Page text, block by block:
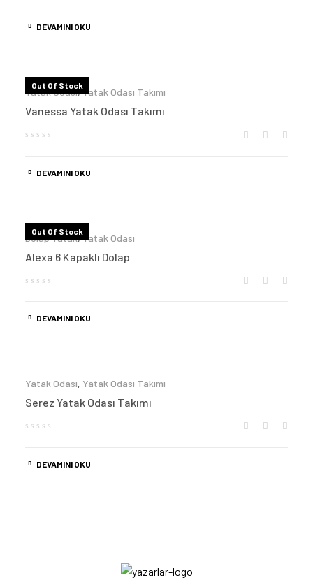
DEVAMINI OKU
Out Of Stock
Yatak Odası,Yatak Odası Takımı
Vanessa Yatak Odası Takımı
DEVAMINI OKU
Out Of Stock
Dolap Yatak,Yatak Odası
Alexa 6 Kapaklı Dolap
DEVAMINI OKU
Yatak Odası, Yatak Odası Takımı
Serez Yatak Odası Takımı
DEVAMINI OKU